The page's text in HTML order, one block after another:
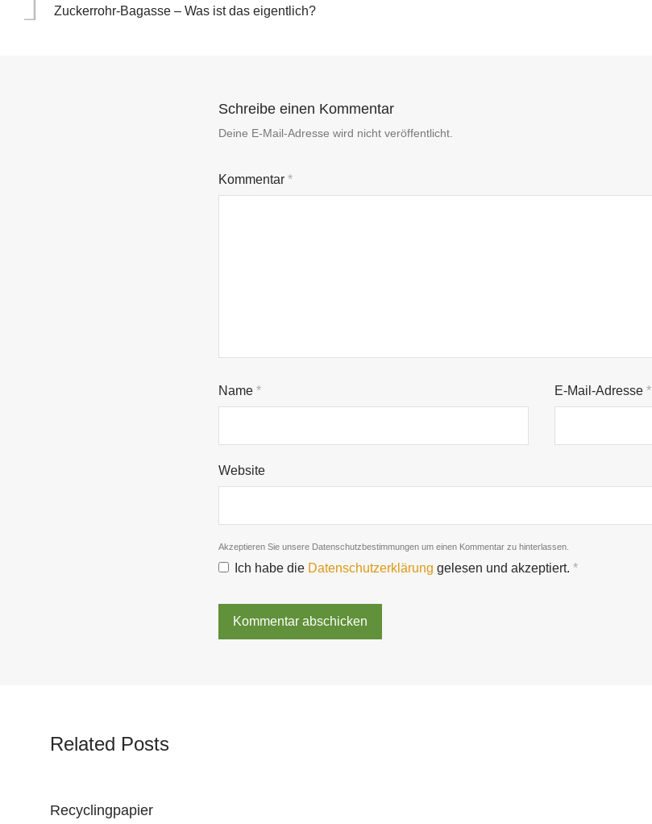
Zuckerrohr-Bagasse – Was ist das eigentlich?
Schreibe einen Kommentar
Deine E-Mail-Adresse wird nicht veröffentlicht.
Kommentar *
Name * E-Mail-Adresse*
Website
Akzeptieren Sie unsere Datenschutzbestimmungen um einen Kommentar zu hinterlassen.
Ich habe die Datenschutzerklärung gelesen und akzeptiert. *
Related Posts
Recyclingpapier